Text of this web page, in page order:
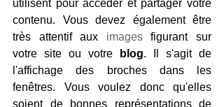
utilisent pour accéder et partager votre
contenu. Vous devez également être
très attentif aux images figurant sur
votre site ou votre
blog. Il s'agit de
l'affichage des broches dans les
fenêtres. Vous voulez donc qu'elles
soient de bonnes représentations de